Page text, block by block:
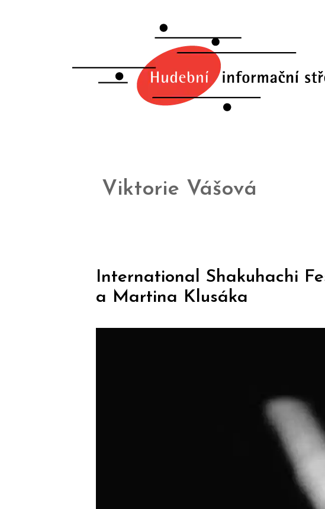
Viktorie Vášová
International Shakuhachi
a Martina Klusáka